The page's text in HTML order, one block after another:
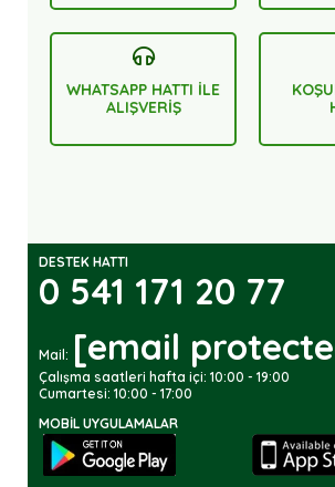
WHATSAPP HATTI İLE
ALIŞVERİŞ
DESTEK HATTI
0 541 171 20 77
Mail: [email
Çalışma saatleri hafta içi: 10:00 - 19:00
Cumartesi: 10:00 - 17:00
MOBIL UYGULAMALAR